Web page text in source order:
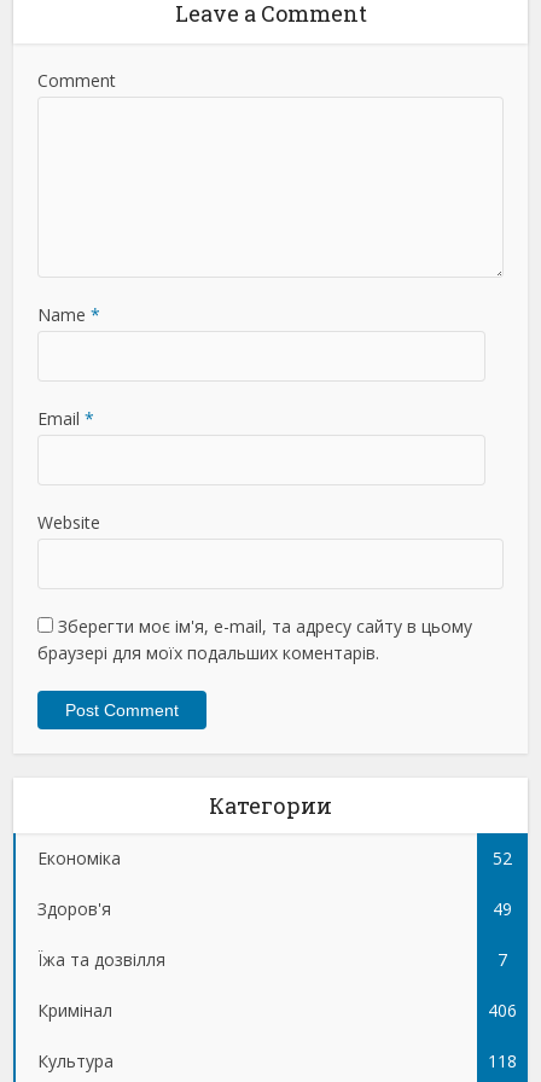
Leave a Comment
Comment
Name *
Email *
Website
Зберегти моє ім'я, e-mail, та адресу сайту в цьому
браузері для моїх подальших коментарів.
Категории
Економіка 52
Здоров'я 49
Їжа та дозвілля 7
Кримінал 406
Культура 118